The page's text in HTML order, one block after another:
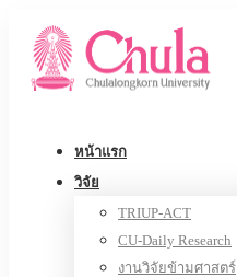
หน้าแรก
วิจัย
TRIUP-ACT
CU-Daily Research
งานวิจัยข้ามศาสตร์